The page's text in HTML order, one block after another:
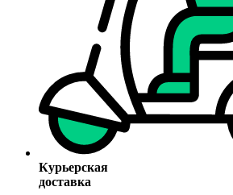
Курьерская
доставка